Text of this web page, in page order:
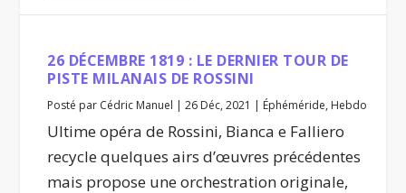
26 DÉCEMBRE 1819 : LE DERNIER TOUR DE
PISTE MILANAIS DE ROSSINI
Posté par Cédric Manuel |26 Déc, 2021 | Éphéméride, Hebdo
Ultime opéra de Rossini, Bianca e Falliero
recycle quelques airs d’œuvres précédentes
mais propose une orchestration originale,